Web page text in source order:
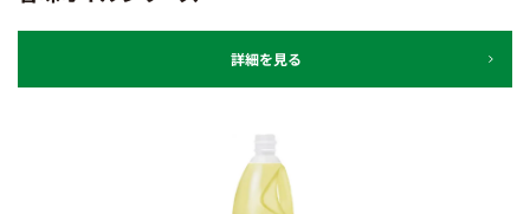
詳細を見る